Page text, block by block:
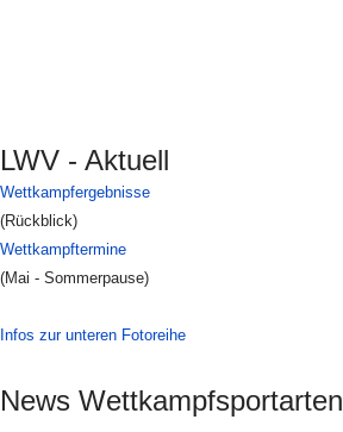
LWV - Aktuell
Wettkampfergebnisse
(Rückblick)
Wettkampftermine
(Mai - Sommerpause)
Infos zur unteren Fotoreihe
News Wettkampfsportarten